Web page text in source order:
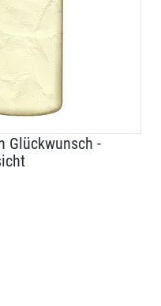
Glückwunsch -